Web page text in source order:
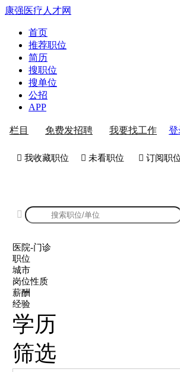
康强医疗人才网
首页
推荐职位
简历
搜职位
搜单位
公招
APP
栏目 免费发招聘 我要找工作 登
 我收藏职位  未看职位  订阅职

医院-门诊
职位
城市
岗位性质
薪酬
经验
学历
筛选